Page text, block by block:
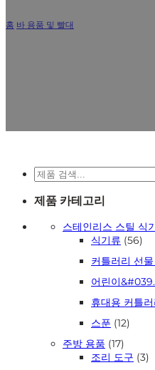
홈 바 용품 및 빨대
검
색
제품 카테고리
스테인리스 스틸 식
식기류 5656
상
품
커틀러리 선
어린이
휴대용 커틀
스푼 1212
품
주방 용품 1717
개
조리 도구 33